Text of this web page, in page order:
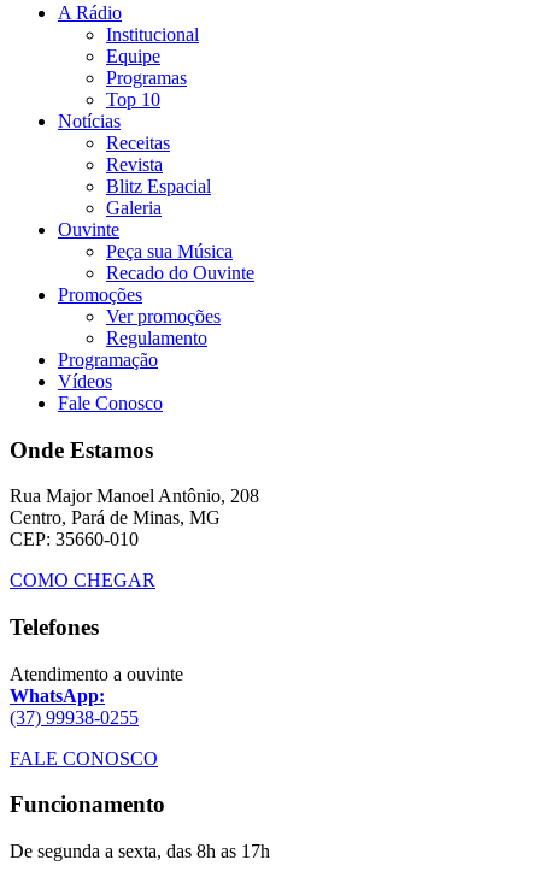
A Rádio
Institucional
Equipe
Programas
Top 10
Notícias
Receitas
Revista
Blitz Espacial
Galeria
Ouvinte
Peça sua Música
Recado do Ouvinte
Promoções
Ver promoções
Regulamento
Programação
Vídeos
Fale Conosco
Onde Estamos
Rua Major Manoel Antônio, 208
Centro, Pará de Minas, MG
CEP: 35660-010
COMO CHEGAR
Telefones
Atendimento a ouvinte
WhatsApp:
(37) 99938-0255
FALE CONOSCO
Funcionamento
De segunda a sexta, das 8h as 17h